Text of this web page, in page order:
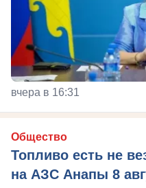
вчера в 16:31
Общество
Топливо есть не
на АЗС Анапы 8